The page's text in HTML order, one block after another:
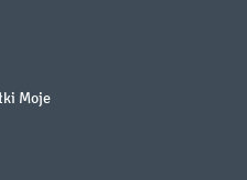
Moje